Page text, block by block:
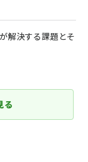
解決する課題とそ
る